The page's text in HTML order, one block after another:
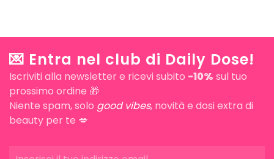
💌 Entra nel club di Daily Dose!
Iscriviti alla newsletter e ricevi subito -10% sul tuo
prossimo ordine 🎁
Niente spam, solo good vibes, novità e dosi extra di
beauty per te 💋